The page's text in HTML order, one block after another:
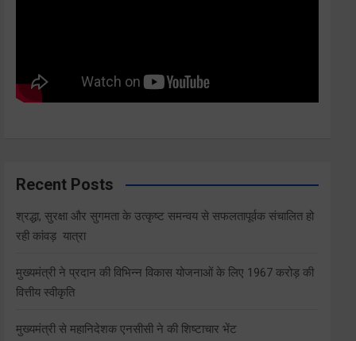
Recent Posts
श्रद्धा, सुरक्षा और सुगमता के उत्कृष्ट समन्वय से सफलतापूर्वक संचालित हो
रही कांवड़ यात्रा
मुख्यमंत्री ने प्रदान की विभिन्न विकास योजनाओं के लिए 1967 करोड़ की
वित्तीय स्वीकृति
मुख्यमंत्री से महानिदेशक एनसीसी ने की शिष्टाचार भेंट